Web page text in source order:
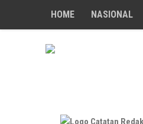
Skip to content
HOME NASIONAL